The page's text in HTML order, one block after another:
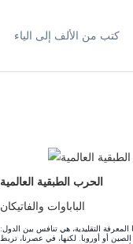
كتب من الألف إلى الياء
الحرب الطبقية العالمية
الباباوات والفاتيكان
المعرفة التقليدية، هي تنافس بين الدول:
أو أوروبا. لكنها، في عصرنا، تربط